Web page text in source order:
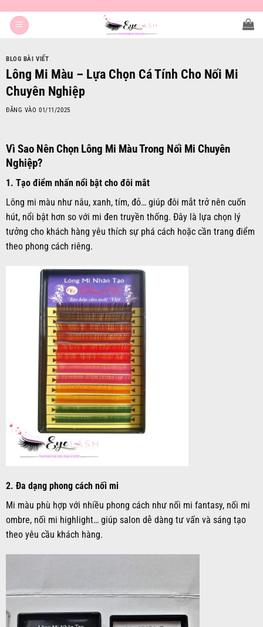
qua
BLOG BÀI VIẾT
Lông Mi Màu – Lựa Chọn Cá Tính Cho Nối Mi
Chuyên Nghiệp
ĐĂNG VÀO01/11/2025
Vì Sao Nên Chọn Lông Mi Màu Trong Nối Mi Chuyên
Nghiệp?
1. Tạo điểm nhấn nổi bật cho đôi mắt
Lông mi màu như nâu, xanh, tím, đỏ… giúp đôi mắt trở nên cuốn
hút, nổi bật hơn so với mi đen truyền thống. Đây là lựa chọn lý
tưởng cho khách hàng yêu thích sự phá cách hoặc cần trang điểm
theo phong cách riêng.
2. Đa dạng phong cách nối mi
Mi màu phù hợp với nhiều phong cách như nối mi fantasy, nối mi
ombre, nối mi highlight… giúp salon dễ dàng tư vấn và sáng tạo
theo yêu cầu khách hàng.